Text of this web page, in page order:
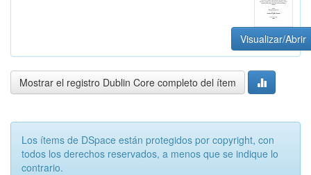
Visualizar/Abrir
Mostrar el registro Dublin Core completo del ítem
Los ítems de DSpace están protegidos por copyright, con
todos los derechos reservados, a menos que se indique lo
contrario.